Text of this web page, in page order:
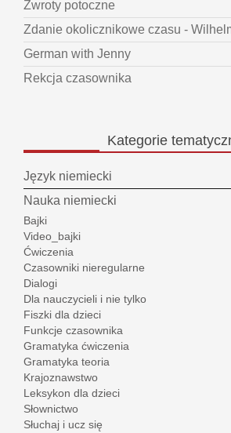
Zwroty potoczne
Zdanie okolicznikowe czasu -
German with Jenny
Rekcja czasownika
Kategorie
Język niemiecki
Nauka niemiecki
Bajki
Video_bajki
Ćwiczenia
Czasowniki nieregularne
Dialogi
Dla nauczycieli i nie tylko
Fiszki dla dzieci
Funkcje czasownika
Gramatyka ćwiczenia
Gramatyka teoria
Krajoznawstwo
Leksykon dla dzieci
Słownictwo
Słuchaj i ucz się